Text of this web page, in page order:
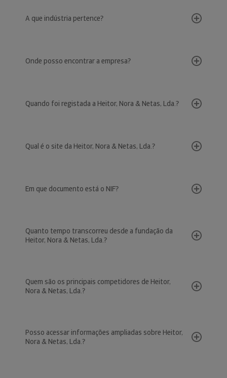
A que indústria pertence?
Onde posso encontrar a empresa?
Quando foi registada a Heitor, Nora & Netas, Lda.?
Qual é o site da Heitor, Nora & Netas, Lda.?
Em que documento está o NIF?
Quanto tempo transcorreu desde a fundação da
Heitor, Nora & Netas, Lda.?
Quem são os principais competidores de Heitor,
Nora & Netas, Lda.?
Posso acessar informações ampliadas sobre Heitor,
Nora & Netas, Lda.?